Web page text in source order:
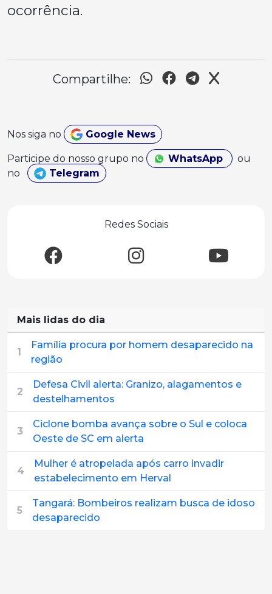
ocorrência.
Compartilhe:
Nos siga no Google News
Participe do nosso grupo no WhatsApp
ou
no
Telegram
Redes Sociais
Mais lidas do dia
1
Família procura por homem desaparecido na
região
2
Defesa Civil alerta: Granizo, alagamentos e
destelhamentos
3
Ciclone bomba avança sobre o Sul e coloca
Oeste de SC em alerta
4
Mulher é atropelada após carro invadir
estabelecimento em Herval
5
Tangará: Bombeiros realizam busca de idoso
desaparecido